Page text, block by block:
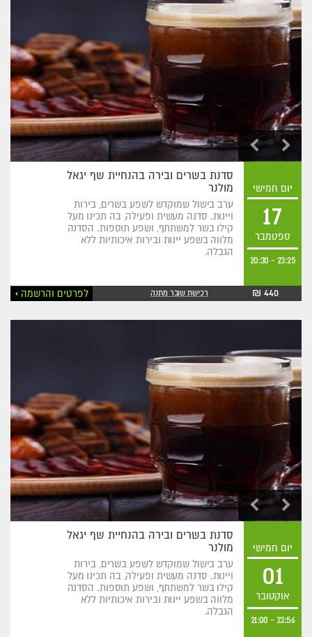
יום חמישי
17
ספטמבר
23:25
-
20:30
סדנת בשרים ובירה בהנחיית שף יגאל
מולנר
ערב בישול שמוקדש לשפע בשרים, בירות
ויינות. סדנה מעשית ופעילה, בה תכינו מעל
קילו בשר למשתתף, ושפע תוספות. הסדנה
מלווה בשפע יינות ובירות איכותיות ללא
הגבלה.
440 ₪ רכישת שובר מתנה לפרטים והרשמה
יום חמישי
01
אוקטובר
23:56
-
21:00
סדנת בשרים ובירה בהנחיית שף יגאל
מולנר
ערב בישול שמוקדש לשפע בשרים, בירות
ויינות. סדנה מעשית ופעילה, בה תכינו מעל
קילו בשר למשתתף, ושפע תוספות. הסדנה
מלווה בשפע יינות ובירות איכותיות ללא
הגבלה.